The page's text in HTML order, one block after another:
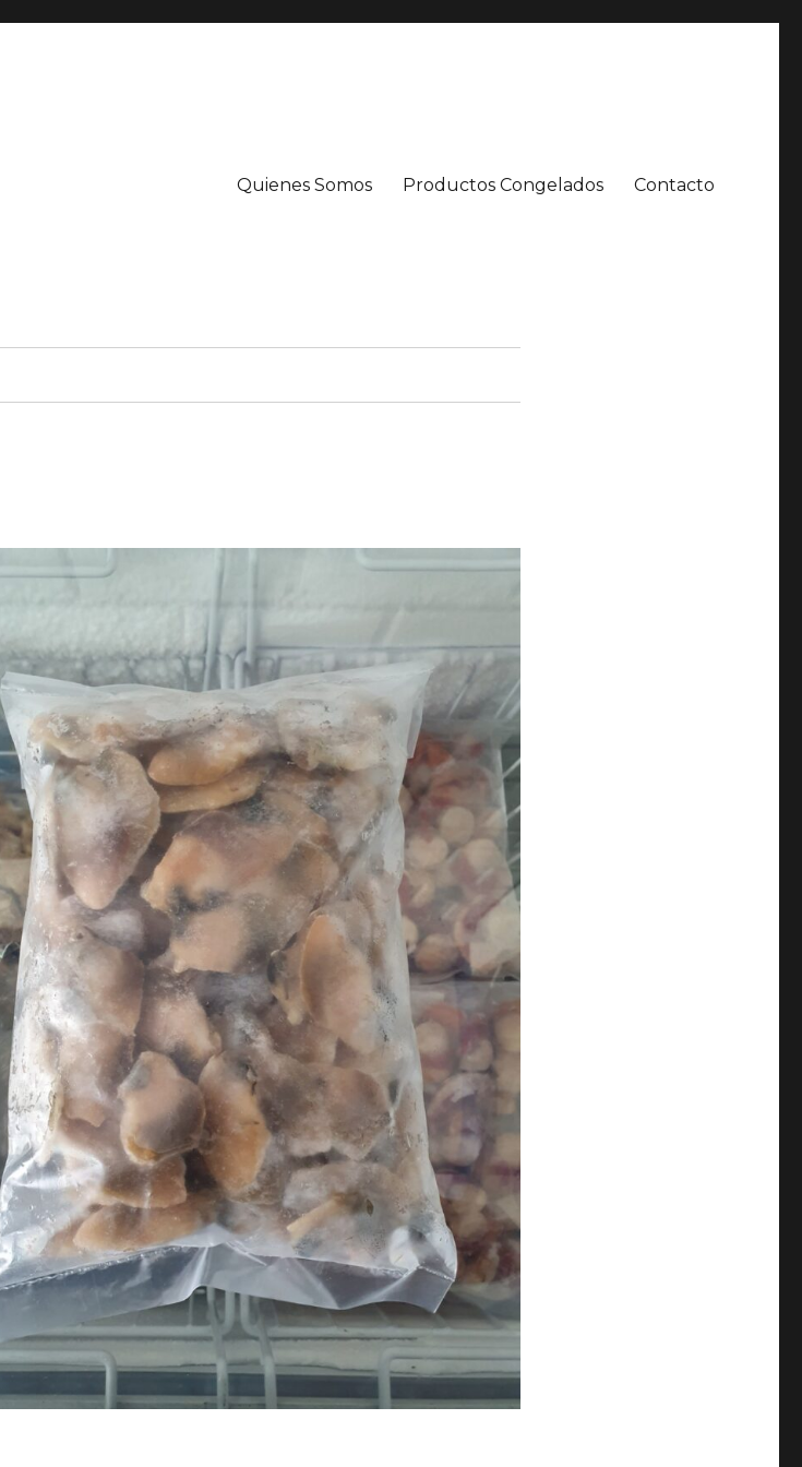
Quienes Somos Productos Congelados Contacto